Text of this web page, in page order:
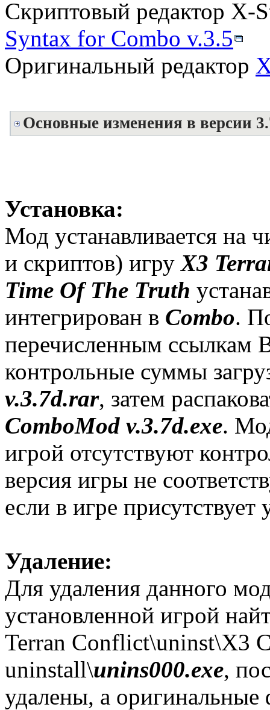
Скриптовый редактор X-
Syntax for Combo v.3.5
Оригинальный редактор
Основные изменения в версии
Установка:
Мод устанавливается на
и скриптов) игруX3
Time Of The Truth
интегрирован в Combo.
перечисленным ссылкам
контрольные суммы
v.3.7d.rar, затем
ComboMod v.3.7d.exe.
игрой отсутствуют
версия игры не
если в игре
Удаление:
Для удаления данного
установленной игрой
Terran Conflict\uninst\X3
uninstall\unins000.exe,
удалены, а